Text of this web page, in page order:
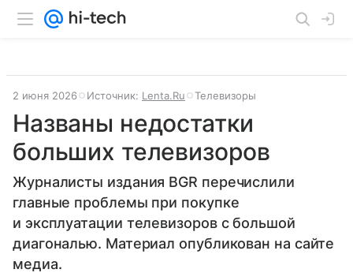
2 июня 2026 Источник: Lenta.Ru Телевизоры
Названы недостатки
больших телевизоров
Журналисты издания BGR перечислили
главные проблемы при покупке
и эксплуатации телевизоров с большой
диагональю. Материал опубликован на сайте
медиа.